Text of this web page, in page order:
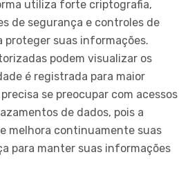
utiliza forte criptografia,
de segurança e controles de
proteger suas informações.
podem visualizar os
é registrada para maior
se preocupar com acessos
de dados, pois a
melhora continuamente suas
para manter suas informações